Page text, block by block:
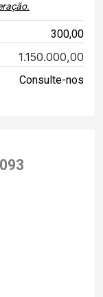
300,00
1.150.000,00
Consulte-nos